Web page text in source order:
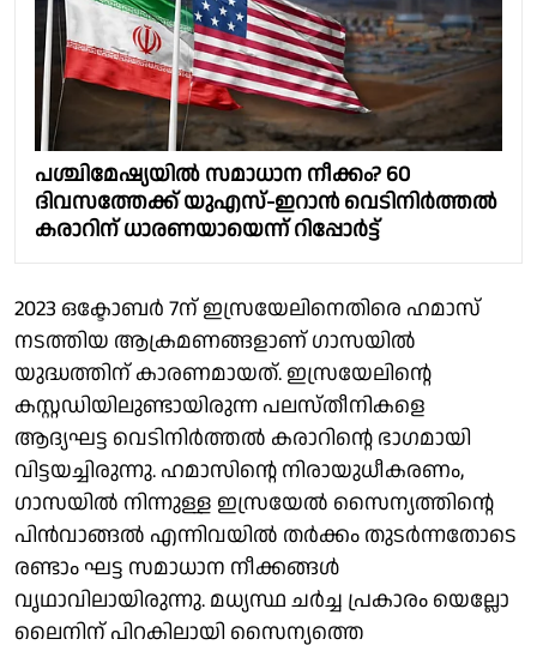
പശ്ചിമേഷ്യയിൽ സമാധാന നീക്കം? 60
ദിവസത്തേക്ക് യുഎസ്-ഇറാൻ വെടിനിർത്തൽ
കരാറിന് ധാരണയായെന്ന് റിപ്പോർട്ട്
2023 ഒക്ടോബർ 7ന് ഇസ്രയേലിനെതിരെ ഹമാസ്
നടത്തിയ ആക്രമണങ്ങളാണ് ഗാസയിൽ
യുദ്ധത്തിന് കാരണമായത്. ഇസ്രയേലിൻ്റെ
കസ്റ്റഡിയിലുണ്ടായിരുന്ന പലസ്തീനികളെ
ആദ്യഘട്ട വെടിനിർത്തൽ കരാറിൻ്റെ ഭാഗമായി
വിട്ടയച്ചിരുന്നു. ഹമാസിൻ്റെ നിരായുധീകരണം,
ഗാസയിൽ നിന്നുള്ള ഇസ്രയേൽ സൈന്യത്തിൻ്റെ
പിൻവാങ്ങൽ എന്നിവയിൽ തർക്കം തുടർന്നതോടെ
രണ്ടാം ഘട്ട സമാധാന നീക്കങ്ങൾ
വൃഥാവിലായിരുന്നു. മധ്യസ്ഥ ചർച്ച പ്രകാരം യെല്ലോ
ലൈനിന് പിറകിലായി സൈന്യത്തെ